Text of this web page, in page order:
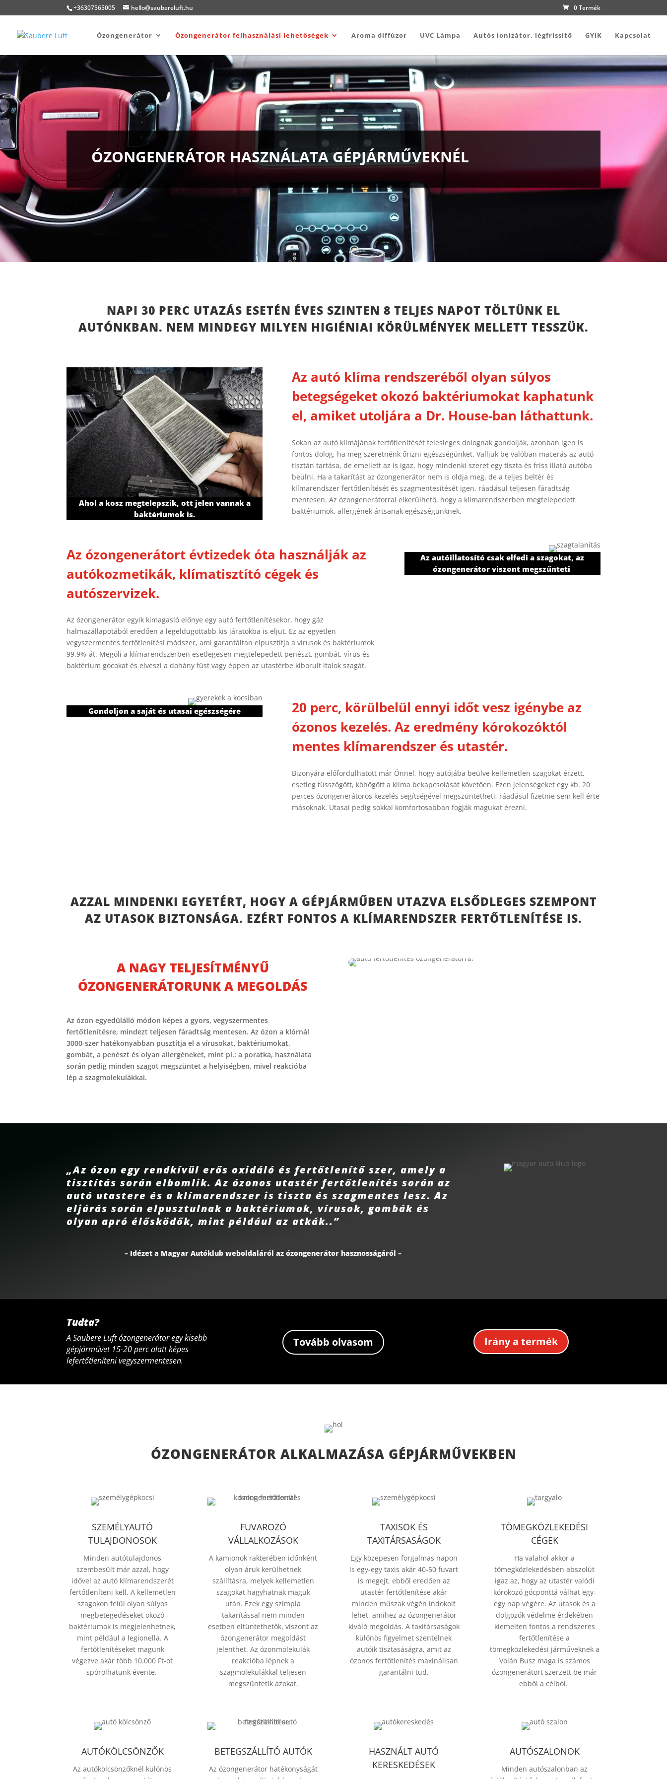
+36307565005 hello@saubereluft.hu 0 Termék
Ózongenerátor Ózongenerátor felhasználási lehetőségek Aroma diffúzor UVC Lámpa Autós ionizátor, légfrissítő GYIK Kapcsolat
ÓZONGENERÁTOR HASZNÁLATA GÉPJÁRMŰVEKNÉL
NAPI 30 PERC UTAZÁS ESETÉN ÉVES SZINTEN 8 TELJES NAPOT TÖLTÜNK EL
AUTÓNKBAN. NEM MINDEGY MILYEN HIGIÉNIAI KÖRÜLMÉNYEK MELLETT TESSZÜK.
Ahol a kosz megtelepszik, ott jelen vannak a
baktériumok is.
Az autó klíma rendszeréből olyan súlyos
betegségeket okozó baktériumokat kaphatunk
el, amiket utoljára a Dr. House-ban láthattunk.
Sokan az autó klímájának fertőtlenítését felesleges dolognak gondolják, azonban igen is
fontos dolog, ha meg szeretnénk őrizni egészségünket. Valljuk be valóban macerás az autó
tisztán tartása, de emellett az is igaz, hogy mindenki szeret egy tiszta és friss illatú autóba
beülni. Ha a takarítást az ózongenerátor nem is oldja meg, de a teljes beltér és
klímarendszer fertőtlenítését és szagmentesítését igen, ráadásul teljesen fáradtság
mentesen. Az ózongenerátorral elkerülhető, hogy a klímarendszerben megtelepedett
baktériumok, allergének ártsanak egészségünknek.
Az ózongenerátort évtizedek óta használják az
autókozmetikák, klímatisztító cégek és
autószervizek.
Az ózongenerátor egyik kimagasló előnye egy autó fertőtlenítésekor, hogy gáz
halmazállapotából eredően a legeldugottabb kis járatokba is eljut. Ez az egyetlen
vegyszermentes fertőtlenítési módszer, ami garantáltan elpusztítja a vírusok és baktériumok
99,9%-át. Megöli a klímarendszerben esetlegesen megtelepedett penészt, gombát, vírus és
baktérium gócokat és elveszi a dohány füst vagy éppen az utastérbe kiborult italok szagát.
Az autóillatosító csak elfedi a szagokat, az
ózongenerátor viszont megszűnteti
Gondoljon a saját és utasai egészségére
20 perc, körülbelül ennyi időt vesz igénybe az
ózonos kezelés. Az eredmény kórokozóktól
mentes klímarendszer és utastér.
Bizonyára előfordulhatott már Önnel, hogy autójába beülve kellemetlen szagokat érzett,
esetleg tüsszögött, köhögött a klíma bekapcsolását követően. Ezen jelenségeket egy kb. 20
perces ózongenerátoros kezelés segítségével megszüntetheti, ráadásul fizetnie sem kell érte
másoknak. Utasai pedig sokkal komfortosabban fogják magukat érezni.
AZZAL MINDENKI EGYETÉRT, HOGY A GÉPJÁRMŰBEN UTAZVA ELSŐDLEGES SZEMPONT
AZ UTASOK BIZTONSÁGA. EZÉRT FONTOS A KLÍMARENDSZER FERTŐTLENÍTÉSE IS.
A NAGY TELJESÍTMÉNYŰ
ÓZONGENERÁTORUNK A MEGOLDÁS
Az ózon egyedülálló módon képes a gyors, vegyszermentes
fertőtlenítésre, mindezt teljesen fáradtság mentesen. Az ózon a klórnál
3000-szer hatékonyabban pusztítja el a vírusokat, baktériumokat,
gombát, a penészt és olyan allergéneket, mint pl.: a poratka, használata
során pedig minden szagot megszüntet a helyiségben, mivel reakcióba
lép a szagmolekulákkal.
„Az ózon egy rendkívül erős oxidáló és fertőtlenítő szer, amely a
tisztítás során elbomlik. Az ózonos utastér fertőtlenítés során az
autó utastere és a klímarendszer is tiszta és szagmentes lesz. Az
eljárás során elpusztulnak a baktériumok, vírusok, gombák és
olyan apró élősködők, mint például az atkák..”
– Idézet a Magyar Autóklub weboldaláról az ózongenerátor hasznosságáról –
Tudta?
A Saubere Luft ózongenerátor egy kisebb
gépjárművet 15-20 perc alatt képes
lefertőtleníteni vegyszermentesen.
Tovább olvasom Irány a termék
ÓZONGENERÁTOR ALKALMAZÁSA GÉPJÁRMŰVEKBEN
SZEMÉLYAUTÓ
TULAJDONOSOK
Minden autótulajdonos
szembesült már azzal, hogy
idővel az autó klímarendszerét
fertőtleníteni kell. A kellemetlen
szagokon felül olyan súlyos
megbetegedéseket okozó
baktériumok is megjelenhetnek,
mint például a legionella. A
fertőtlenítéseket magunk
végezve akár több 10.000 Ft-ot
spórolhatunk évente.
FUVAROZÓ
VÁLLALKOZÁSOK
A kamionok rakterében időnként
olyan áruk kerülhetnek
szállításra, melyek kellemetlen
szagokat hagyhatnak maguk
után. Ezek egy szimpla
takarítással nem minden
esetben eltüntethetők, viszont az
ózongenerátor megoldást
jelenthet. Az ózonmolekulák
reakcióba lépnek a
szagmolekulákkal teljesen
megszüntetik azokat.
TAXISOK ÉS
TAXITÁRSASÁGOK
Egy közepesen forgalmas napon
is egy-egy taxis akár 40-50 fuvart
is megejt, ebből eredően az
utastér fertőtlenítése akár
minden műszak végén indokolt
lehet, amihez az ózongenerátor
kiváló megoldás. A taxitársaságok
különös figyelmet szentelnek
autóik tisztasáságra, amit az
ózonos fertőtlenítés maxinálisan
garantálni tud.
TÖMEGKÖZLEKEDÉSI
CÉGEK
Ha valahol akkor a
tömegközlekedésben abszolút
igaz az, hogy az utastér valódi
kórokozó gócponttá válhat egy-
egy nap végére. Az utasok és a
dolgozók védelme érdekében
kiemelten fontos a rendszeres
fertőtlenítése a
tömegközlekedési járműveknek a
Volán Busz maga is számos
ózongenerátort szerzett be már
ebből a célból.
AUTÓKÖLCSÖNZŐK
Az autókölcsönzőknél különös
BETEGSZÁLLÍTÓ AUTÓK
Az ózongenerátor hatékonyságát
HASZNÁLT AUTÓ
KERESKEDÉSEK
AUTÓSZALONOK
Minden autószalonban az